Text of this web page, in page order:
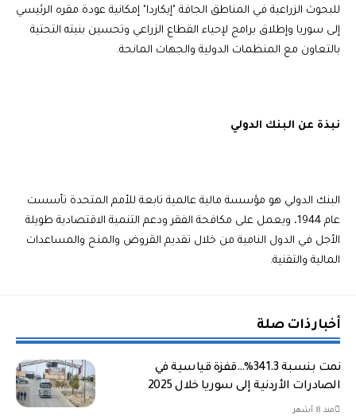
للبحوث الزراعية في المناطق الجافة "إيكاردا" إمكانية عودة مقره الرئيسي
إلى سوريا وإطلاق برامج لإحياء القطاع الزراعي وتحسين بنيته التحتية
بالتعاون مع المنظمات الدولية والجهات المانحة.
نبذة عن البنك الدولي
البنك الدولي هو مؤسسة مالية عالمية تابعة للأمم المتحدة تأسست
عام 1944، ويعمل على مكافحة الفقر ودعم التنمية الاقتصادية طويلة
الأجل في الدول النامية من خلال تقديم القروض والمنح والمساعدات
المالية والتقنية.
أخبار ذات صلة
نمت بنسبة 341.3%…قفزة قياسية في
الصادرات الأردنية إلى سوريا خلال 2025
منذ 8 أشهر